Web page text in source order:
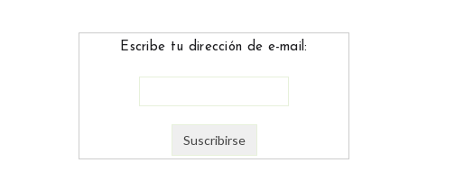
Escribe tu dirección de e-mail: